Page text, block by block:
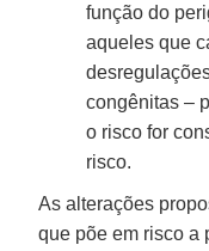
função do
aqueles que
congênitas –
o risco for
risco.
As alterações
que põe em risco a